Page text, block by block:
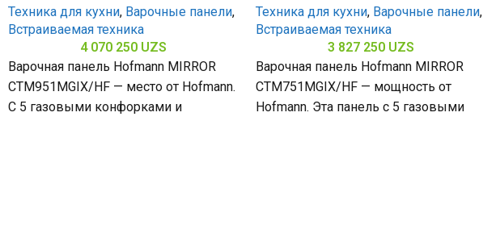
Техника для кухни, Варочные панели,
Встраиваемая техника
4 070 250 UZS
Варочная панель Hofmann MIRROR
CTM951MGIX/HF — место от Hofmann.
С 5 газовыми конфорками и
Техника для кухни, Варочные панели,
Встраиваемая техника
3 827 250 UZS
Варочная панель Hofmann MIRROR
CTM751MGIX/HF — мощность от
Hofmann. Эта панель с 5 газовыми